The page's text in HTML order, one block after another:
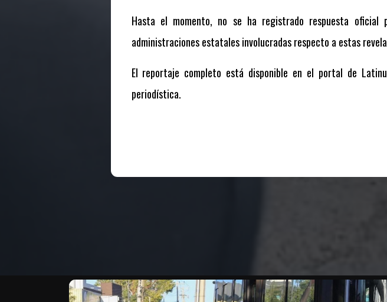
Hasta el momento, no se ha registrado respuesta oficial
administraciones estatales involucradas respecto a estas
El reportaje completo está disponible en el portal de
periodística.